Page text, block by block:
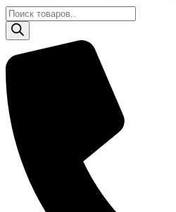
Поиск
товаров